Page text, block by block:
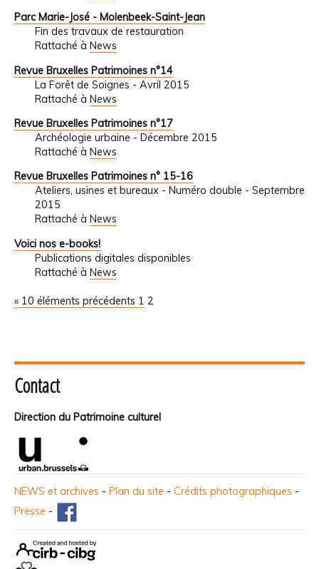
Parc Marie-José - Molenbeek-Saint-Jean
Fin des travaux de restauration
Rattaché à News
Revue Bruxelles Patrimoines n°14
La Forêt de Soignes - Avril 2015
Rattaché à News
Revue Bruxelles Patrimoines n°17
Archéologie urbaine - Décembre 2015
Rattaché à News
Revue Bruxelles Patrimoines n° 15-16
Ateliers, usines et bureaux - Numéro double - Septembre
2015
Rattaché à News
Voici nos e-books!
Publications digitales disponibles
Rattaché à News
« 10 éléments précédents 1 2
Contact
Direction du Patrimoine culturel
NEWS et archives - Plan du site - Crédits photographiques -
Presse -